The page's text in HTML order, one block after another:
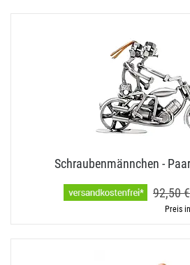
Schraubenmännchen -
92,50 €
Preis